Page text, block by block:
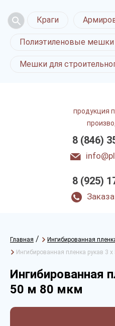
Краги
Полиэтиленовые мешки
Мешки для
продукция
8 (846)
8 (925)
Главная / Ингибированная
Ингибированная пленка рукав 3
Ингибированная
50 м 80 мкм